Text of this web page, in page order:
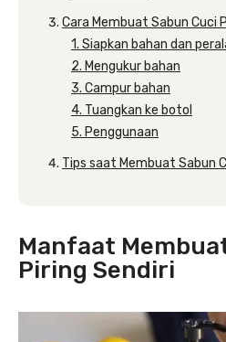
Cara Membuat Sabun Cuci
1. Siapkan bahan dan
2. Mengukur bahan
3. Campur bahan
4. Tuangkan ke botol
5. Penggunaan
Tips saat Membuat Sabun
Manfaat
Piring Sendiri